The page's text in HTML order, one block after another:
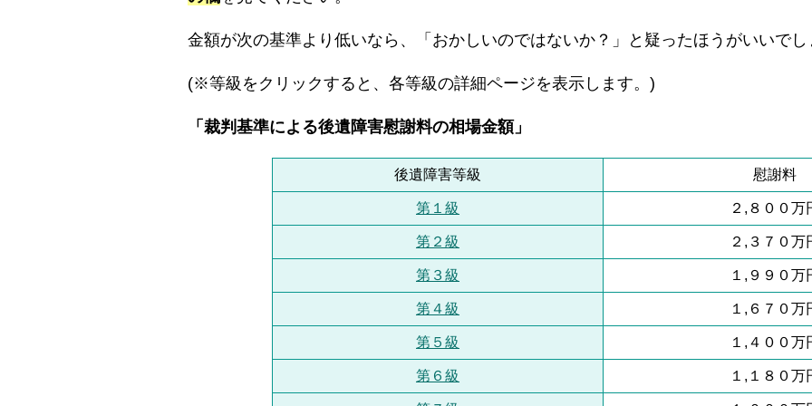
金額が次の基準より低いなら、「おかしいのではないか？」と疑ったほうがいいでし
(※等級をクリックすると、各等級の詳細ページを表示します。)
「裁判基準による後遺障害慰謝料の相場金額」
後遺障害等級 慰謝料
第１級 ２,８００万
第２級 ２,３７０万
第３級 １,９９０万
第４級 １,６７０万
第５級 １,４００万
第６級 １,１８０万